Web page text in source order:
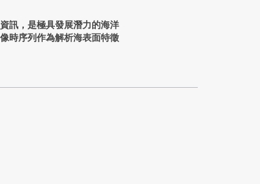
訊，是極具發展潛力的海洋
時序列作為解析海表面特徵